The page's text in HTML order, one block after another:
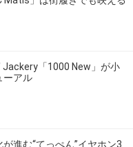
Jackery「1000 New」が小
ーアル
進む“てっぺん”イヤホン3